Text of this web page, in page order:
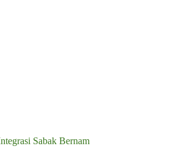
Sabak Bernam